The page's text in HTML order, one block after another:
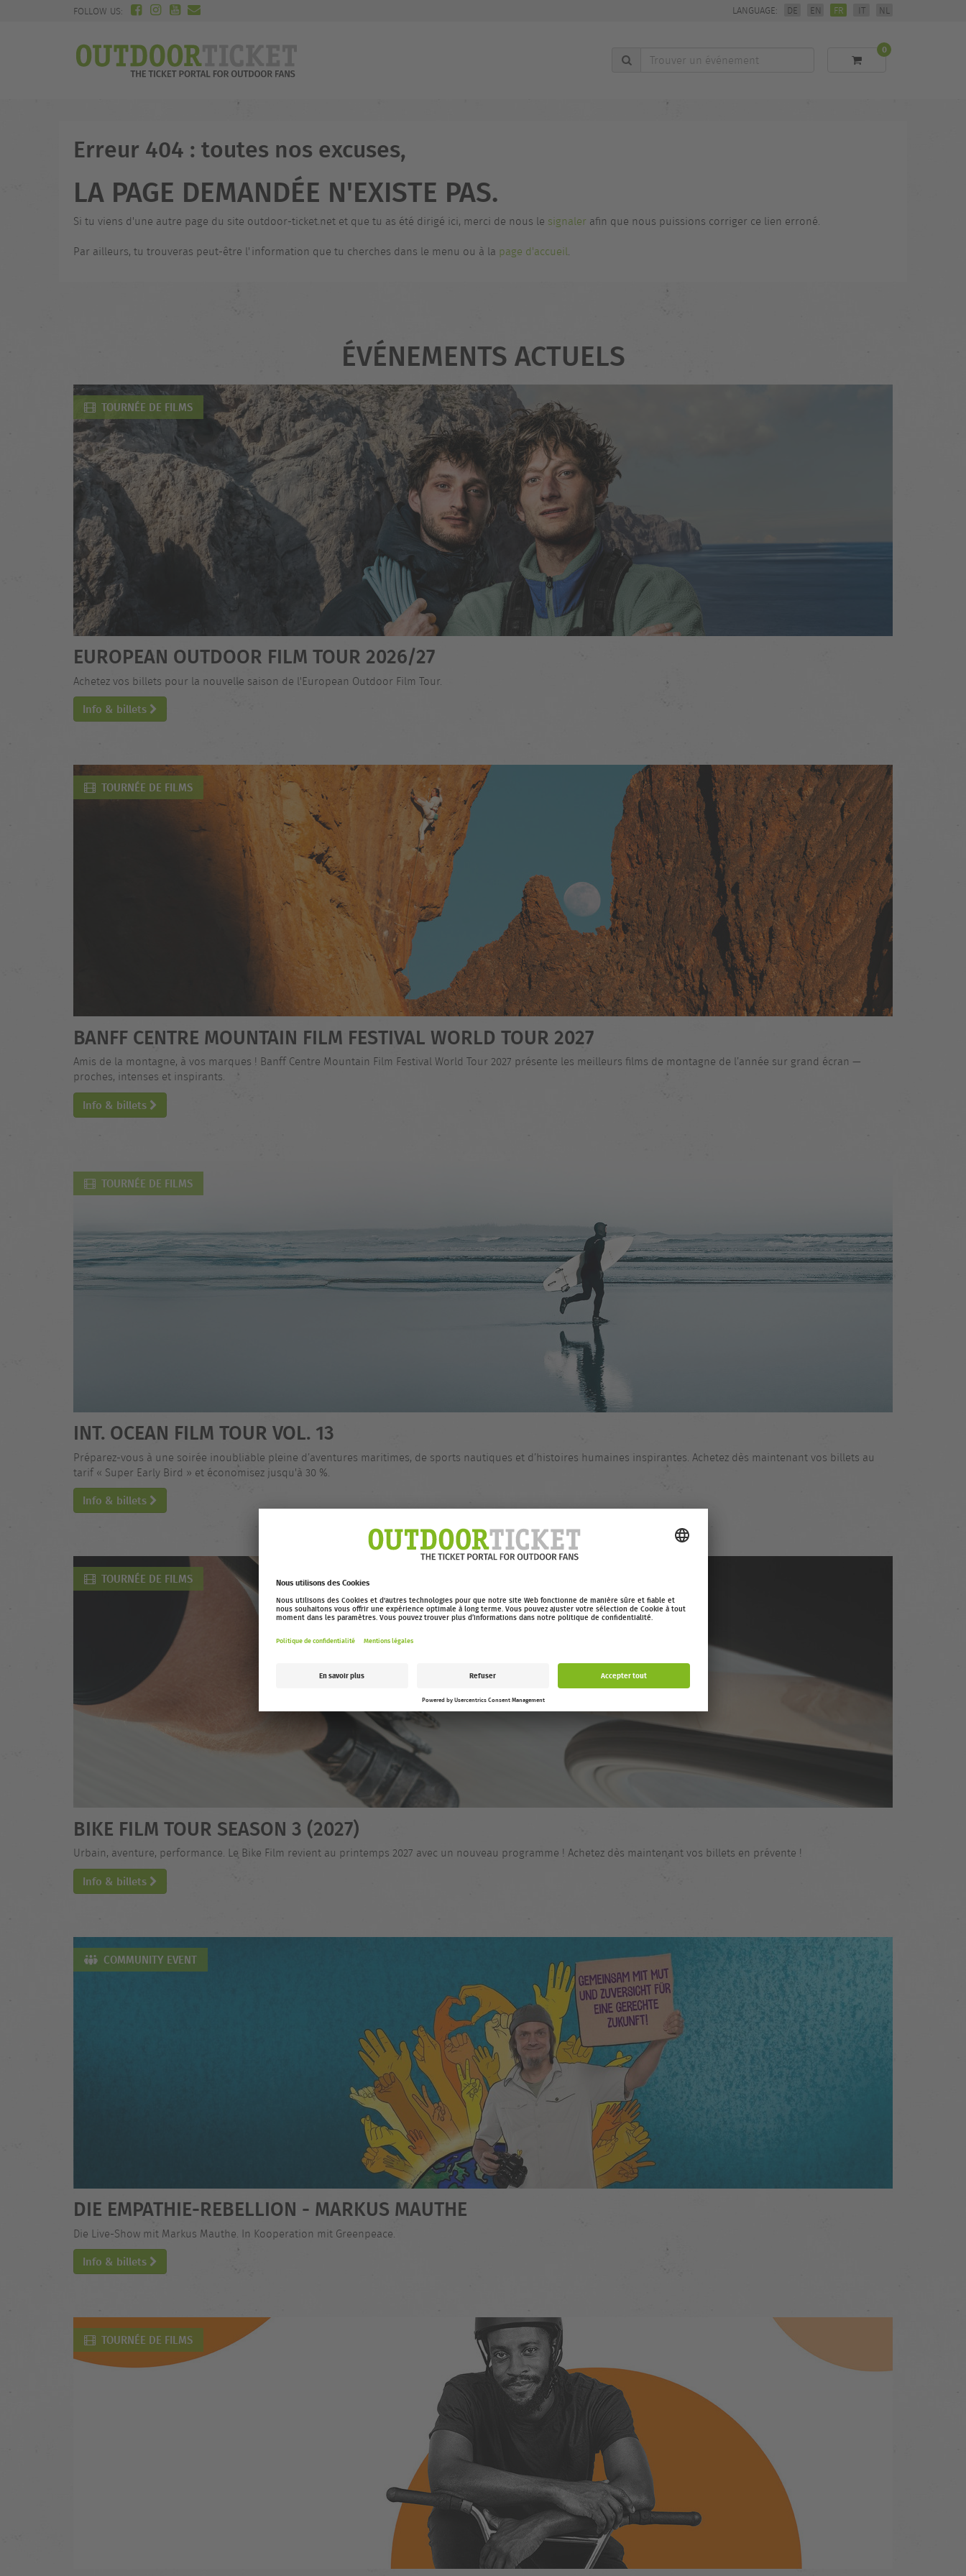
FOLLOW US: LANGUAGE: DE EN FR IT NL
Trouver
0
Erreur 404 : toutes nos excuses,
LA PAGE DEMANDÉE N'EXISTE PAS.
Si tu viens d'une autre page du site outdoor-ticket.net et que tu as été dirigé ici, merci de nous le signaler afin que nous puissions corriger ce lien erroné.
Par ailleurs, tu trouveras peut-être l'information que tu cherches dans le menu ou à la page d'accueil.
ÉVÉNEMENTS ACTUELS
TOURNÉE DE FILMS
EUROPEAN OUTDOOR FILM TOUR 2026/27
Achetez vos billets pour la nouvelle saison de l'European Outdoor Film Tour.
Info & billets
TOURNÉE DE FILMS
BANFF CENTRE MOUNTAIN FILM FESTIVAL WORLD TOUR 2027
Amis de la montagne, à vos marques ! Banff Centre Mountain Film Festival World Tour 2027 présente les meilleurs films de montagne de l’année sur grand écran —
proches, intenses et inspirants.
Info & billets
TOURNÉE DE FILMS
INT. OCEAN FILM TOUR VOL. 13
Préparez-vous à une soirée inoubliable pleine d’aventures maritimes, de sports nautiques et d’histoires humaines inspirantes. Achetez dès maintenant vos billets au
tarif « Super Early Bird » et économisez jusqu'à 30 %.
Info & billets
TOURNÉE DE FILMS
BIKE FILM TOUR SEASON 3 (2027)
Urbain, aventure, performance. Le Bike Film revient au printemps 2027 avec un nouveau programme ! Achetez dès maintenant vos billets en prévente !
Info & billets
COMMUNITY EVENT
DIE EMPATHIE-REBELLION - MARKUS MAUTHE
Die Live-Show mit Markus Mauthe. In Kooperation mit Greenpeace.
Info & billets
TOURNÉE DE FILMS